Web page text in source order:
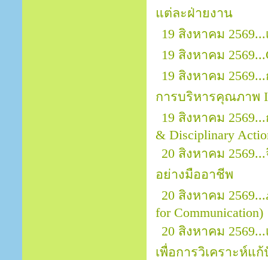
แต่ละฝ่ายงาน
19 สิงหาคม
19 สิงหาคม
19 สิงหาคม
การบริหารคุณภาพ
19 สิงหาคม
& Disciplinary
20 สิงหาคม
อย่างมืออาชีพ
20 สิงหาคม
for Communication)
20 สิงหาคม
เพื่อการวิเคราะห์แ